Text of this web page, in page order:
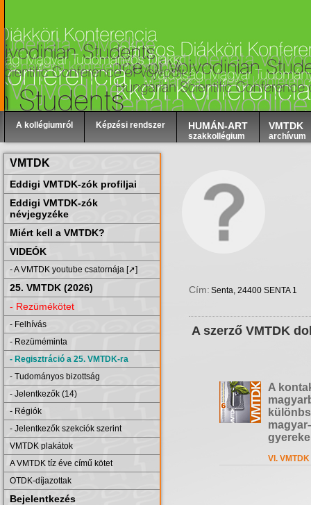
A kollégiumról Képzési rendszer HUMÁN-ART
szakkollégium
VMTDK
archívum
VMTDK
Eddigi VMTDK-zók profiljai
Eddigi VMTDK-zók
névjegyzéke
Miért kell a VMTDK?
VIDEÓK
- A VMTDK youtube csatornája [➚]
25. VMTDK (2026)
- Rezümékötet
- Felhívás
- Rezüméminta
- Regisztráció a 25. VMTDK-ra
- Tudományos bizottság
- Jelentkezők (14)
- Régiók
- Jelentkezők szekciók szerint
VMTDK plakátok
A VMTDK tíz éve című kötet
OTDK-díjazottak
Bejelentkezés
Cím: Senta, 24400 SENTA 1
A szerző VMTDK
A
VI.